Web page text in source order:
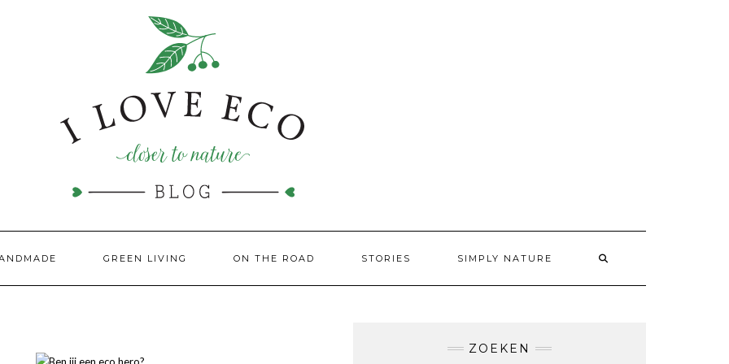
GREEN LIVING ON THE ROAD STORIES SIMPLY NATURE
ZOEKEN